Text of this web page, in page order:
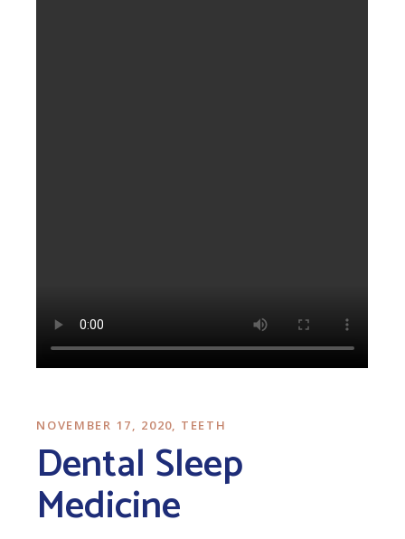
NOVEMBER 17, 2020 TEETH
Dental Sleep
Medicine